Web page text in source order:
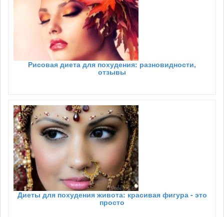
Рисовая диета для похудения: разновидности,
отзывы
Диеты для похудения живота: красивая фигура - это
просто